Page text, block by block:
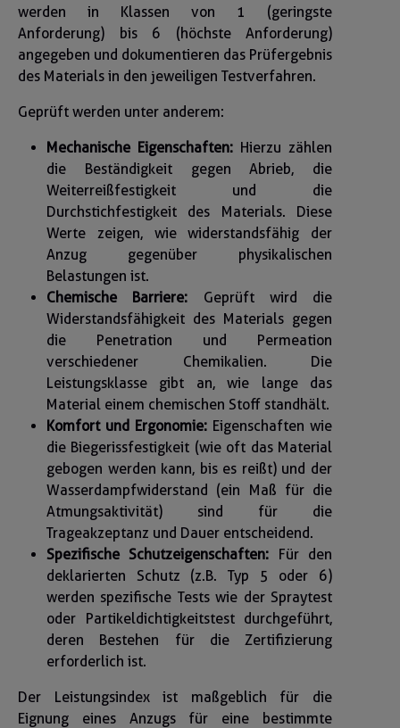
werden in Klassen von 1 (geringste
Anforderung) bis 6 (höchste Anforderung)
angegeben und dokumentieren das Prüfergebnis
des Materials in den jeweiligen Testverfahren.
Geprüft werden unter anderem:
Mechanische Eigenschaften: Hierzu zählen
die Beständigkeit gegen Abrieb, die
Weiterreißfestigkeit und die
Durchstichfestigkeit des Materials. Diese
Werte zeigen, wie widerstandsfähig der
Anzug gegenüber physikalischen
Belastungen ist.
Chemische Barriere: Geprüft wird die
Widerstandsfähigkeit des Materials gegen
die Penetration und Permeation
verschiedener Chemikalien. Die
Leistungsklasse gibt an, wie lange das
Material einem chemischen Stoff standhält.
Komfort und Ergonomie: Eigenschaften wie
die Biegerissfestigkeit (wie oft das Material
gebogen werden kann, bis es reißt) und der
Wasserdampfwiderstand (ein Maß für die
Atmungsaktivität) sind für die
Trageakzeptanz und Dauer entscheidend.
Spezifische Schutzeigenschaften: Für den
deklarierten Schutz (z.B. Typ 5 oder 6)
werden spezifische Tests wie der Spraytest
oder Partikeldichtigkeitstest durchgeführt,
deren Bestehen für die Zertifizierung
erforderlich ist.
Der Leistungsindex ist maßgeblich für die
Eignung eines Anzugs für eine bestimmte